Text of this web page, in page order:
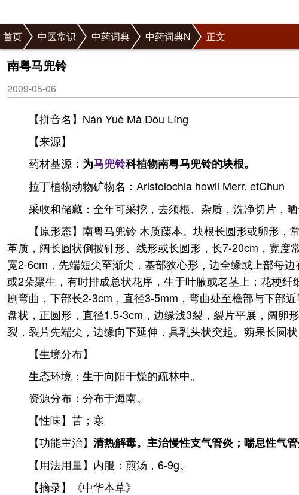
首页 中医常识 中药词典 中药词典N 正文
南粤马兜铃
2009-05-06
【拼音名】Nán Yuè Mǎ Dōu Línɡ
【来源】
药材基源： 为马兜铃科植物南粤马兜铃的块根。
拉丁植物动物矿物名：Aristolochia howii Merr. etChun
采收和储藏：全年可采挖，去须根、杂质，洗净切片，晒
【原形态】南粤马兜铃 木质藤本。块根长圆形或卵形
革质，阔长圆状倒披针形、线形或长圆形，长7-20cm，宽度
宽2-6cm，先端短尖至渐尖，基部狭心形，边全缘或上部每
或2朵聚生，有时排成总状花序，生于叶腋或老茎上；花梗
剧弯曲，下部长2-3cm，直径3-5mm，弯曲处至檐部与下部
盘状，正圆形，直径1.5-3cm，边缘浅3裂，裂片平展，阔卵
裂，裂片先端尖，边缘向下延伸，具乳头状突起。蒴果长圆
【生境分布】
生态环境：生于向阳干燥的疏林中。
资源分布：分布于海南。
【性味】苦；寒
【功能主治】 清热解毒。主治慢性支气管炎；喘息性气
【用法用量】内服：煎汤，6-9g。
【摘录】《中华本草》